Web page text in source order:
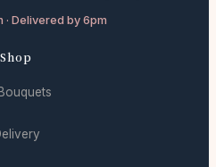
· Delivered by 6pm
Shop